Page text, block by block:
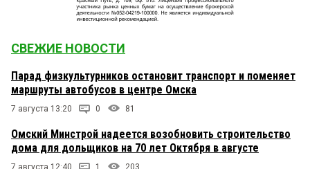
СВЕЖИЕ НОВОСТИ
Парад физкультурников остановит транспорт и поменяет
маршруты автобусов в центре Омска
7 августа 13:20 0 81
Омский Минстрой надеется возобновить строительство
дома для дольщиков на 70 лет Октября в августе
7 августа 12:40 1 203